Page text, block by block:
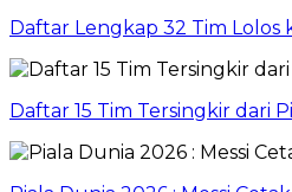
Daftar Lengkap 32 Tim
Daftar 15 Tim Tersingkir dari